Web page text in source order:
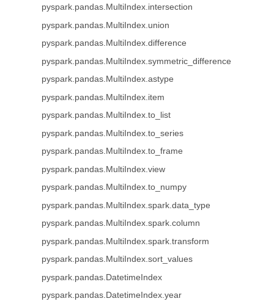
pyspark.pandas.MultiIndex.intersection
pyspark.pandas.MultiIndex.union
pyspark.pandas.MultiIndex.difference
pyspark.pandas.MultiIndex.symmetric_difference
pyspark.pandas.MultiIndex.astype
pyspark.pandas.MultiIndex.item
pyspark.pandas.MultiIndex.to_list
pyspark.pandas.MultiIndex.to_series
pyspark.pandas.MultiIndex.to_frame
pyspark.pandas.MultiIndex.view
pyspark.pandas.MultiIndex.to_numpy
pyspark.pandas.MultiIndex.spark.data_type
pyspark.pandas.MultiIndex.spark.column
pyspark.pandas.MultiIndex.spark.transform
pyspark.pandas.MultiIndex.sort_values
pyspark.pandas.DatetimeIndex
pyspark.pandas.DatetimeIndex.year